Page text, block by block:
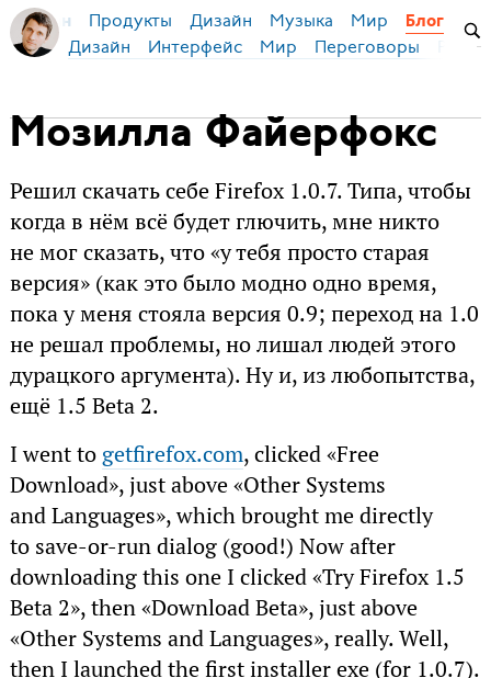
Бирман Продукты Дизайн Музыка Мир Блог
Дизайн Интерфейс Мир Переговоры
Мозилла Файерфокс
Решил скачать себе Firefox 1.0.7. Типа, чтобы
когда в нём всё будет глючить, мне никто
не мог сказать, что «у тебя просто старая
версия» (как это было модно одно время,
пока у меня стояла версия 0.9; переход на 1.0
не решал проблемы, но лишал людей этого
дурацкого аргумента). Ну и, из любопытства,
ещё 1.5 Beta 2.
I went to getfirefox.com, clicked «Free
Download», just above «Other Systems
and Languages», which brought me directly
to save-or-run dialog (good!) Now after
downloading this one I clicked «Try Firefox 1.5
Beta 2», then «Download Beta», just above
«Other Systems and Languages», really. Well,
then I launched the first installer exe (for 1.0.7).